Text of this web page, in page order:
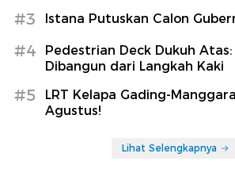
#3 Istana Putuskan Calon
#4
Pedestrian Deck Dukuh
Dibangun dari Langkah Kaki
#5
LRT Kelapa Gading-
Agustus!
Lihat Selengkapnya